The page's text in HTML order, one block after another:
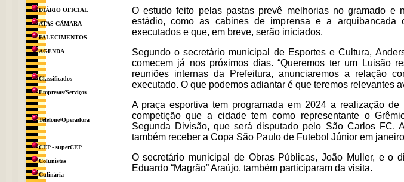
DIÁRIO OFICIAL
ATAS CÂMARA
FALECIMENTOS
AGENDA
Classificados
Empresas/Serviços
Telefone/Operadora
CEP - superCEP
Colunistas
Culinária
O estudo feito pelas pastas prevê melhorias no gramado e
estádio, como as cabines de imprensa e a arquibancada
executados e que, em breve, serão iniciados.
Segundo o secretário municipal de Esportes e Cultura,
comecem já nos próximos dias. “Queremos ter um Luisão
reuniões internas da Prefeitura, anunciaremos a relação
executado. O que podemos adiantar é que teremos relevantes
A praça esportiva tem programada em 2024 a realização
competição que a cidade tem como representante o
Segunda Divisão, que será disputado pelo São Carlos FC.
também receber a Copa São Paulo de Futebol Júnior em
O secretário municipal de Obras Públicas, João Muller, e o
Eduardo “Magrão” Araújo, também participaram da visita.